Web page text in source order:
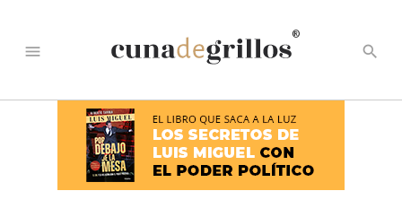
menu
®
search